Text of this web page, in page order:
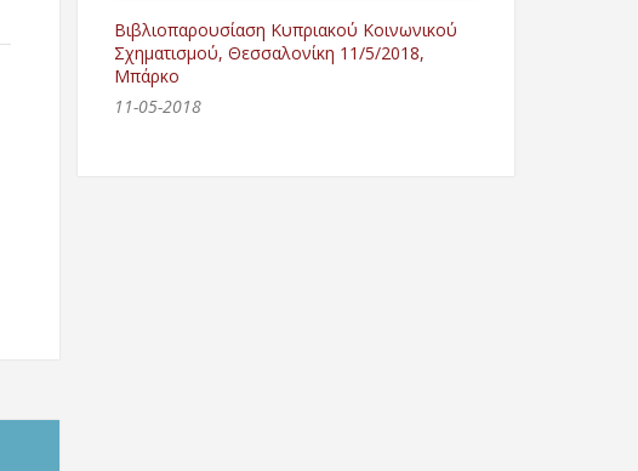
Βιβλιοπαρουσίαση Κυπριακού Κοινωνικού
Σχηματισμού, Θεσσαλονίκη 11/5/2018,
Μπάρκο
11-05-2018